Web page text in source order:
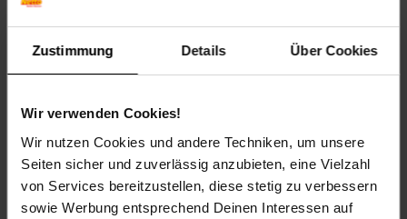
Zustimmung Details Über Cookies
Wir verwenden Cookies!
Wir nutzen Cookies und andere Techniken, um unsere
Seiten sicher und zuverlässig anzubieten, eine Vielzahl
von Services bereitzustellen, diese stetig zu verbessern
sowie Werbung entsprechend Deinen Interessen auf
Artikelnummer: 2806526000
EAN: 4030293026643
Artikel gehört zur Kategorie:
Versandinformationen
Herstellerinformationen